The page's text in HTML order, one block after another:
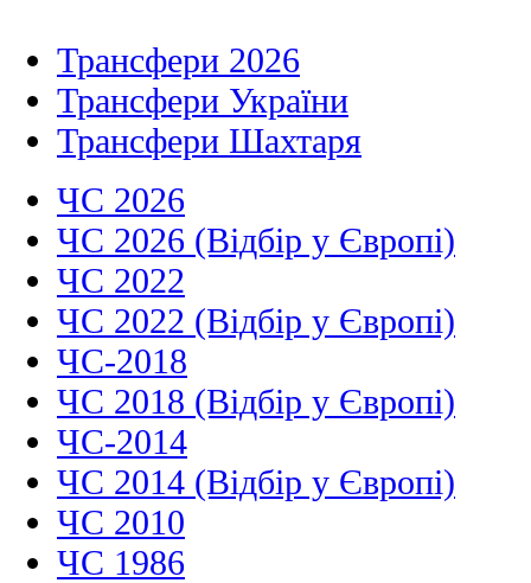
Трансфери 2026
Трансфери України
Трансфери Шахтаря
ЧС 2026
ЧС 2026 (Відбір у Європі)
ЧС 2022
ЧС 2022 (Відбір у Європі)
ЧС-2018
ЧС 2018 (Відбір у Європі)
ЧС-2014
ЧС 2014 (Відбір у Європі)
ЧС 2010
ЧС 1986